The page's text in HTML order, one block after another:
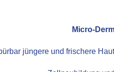
Micro-
jüngere und frischere